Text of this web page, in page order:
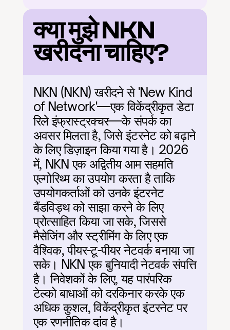
क्या मुझे NKN
खरीदना चाहिए?
NKN (NKN) खरीदने से 'New Kind
of Network'—एक विकेंद्रीकृत डेटा
रिले इंफ्रास्ट्रक्चर—के संपर्क का
अवसर मिलता है, जिसे इंटरनेट को बढ़ाने
के लिए डिज़ाइन किया गया है। 2026
में, NKN एक अद्वितीय आम सहमति
एल्गोरिथ्म का उपयोग करता है ताकि
उपयोगकर्ताओं को उनके इंटरनेट
बैंडविड्थ को साझा करने के लिए
प्रोत्साहित किया जा सके, जिससे
मैसेजिंग और स्ट्रीमिंग के लिए एक
वैश्विक, पीयर-टू-पीयर नेटवर्क बनाया जा
सके। NKN एक बुनियादी नेटवर्क संपत्ति
है। निवेशकों के लिए, यह पारंपरिक
टेल्को बाधाओं को दरकिनार करके एक
अधिक कुशल, विकेंद्रीकृत इंटरनेट पर
एक रणनीतिक दांव है।